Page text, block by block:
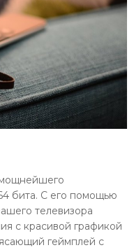
бита. С его помощью
телевизора
с красивой графикой
геймплей с